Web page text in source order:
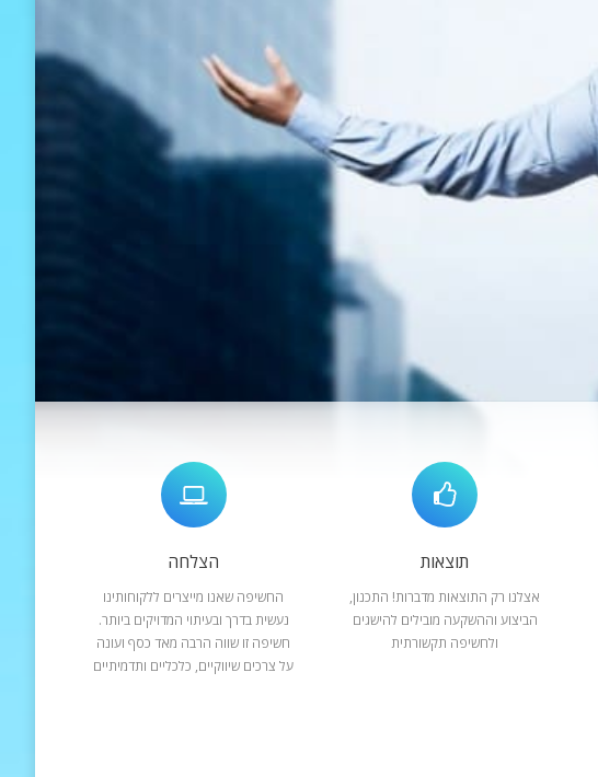
תוצאות
אצלנו רק התוצאות מדברות! התכנון,
הביצוע וההשקעה מובילים להישגים
ולחשיפה תקשורתית
הצלחה
החשיפה שאנו מייצרים ללקוחותינו
נעשית בדרך ובעיתוי המדויקים ביותר.
חשיפה זו שווה הרבה מאד כסף ועונה
על צרכים שיווקיים, כלכליים ותדמיתיים